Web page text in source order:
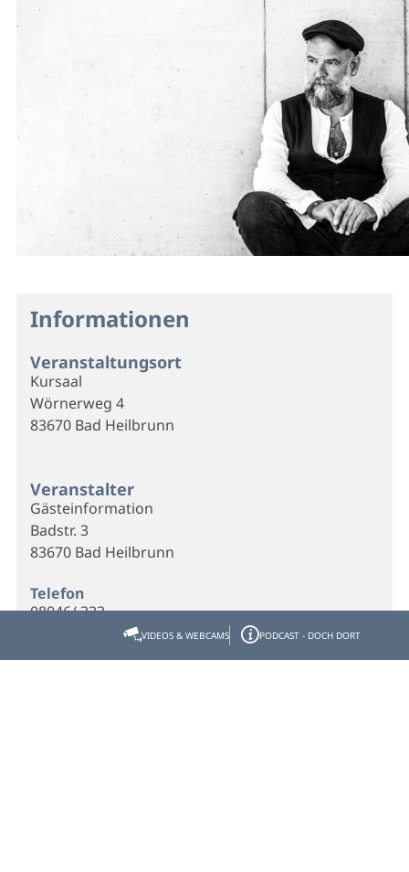
Informationen
Veranstaltungsort
Kursaal
Wörnerweg 4
83670 Bad Heilbrunn
Veranstalter
Gästeinformation
Badstr. 3
83670 Bad Heilbrunn
Telefon
08046/ 323
VIDEOS & WEBCAMS PODCAST - DOCH DORT